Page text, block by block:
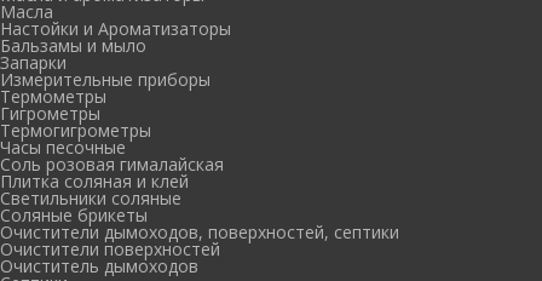
Масла
Настойки и Ароматизаторы
Бальзамы и мыло
Запарки
Измерительные приборы
Термометры
Гигрометры
Термогигрометры
Часы песочные
Соль розовая гималайская
Плитка соляная и клей
Светильники соляные
Соляные брикеты
Очистители дымоходов, поверхностей, септики
Очистители поверхностей
Очиститель дымоходов